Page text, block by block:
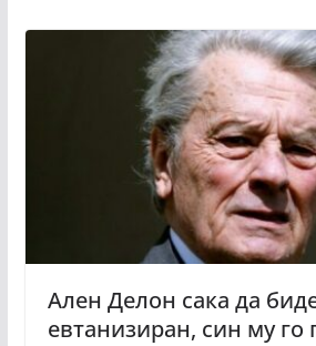
Ален Делон сака да
евтанизиран, син му го